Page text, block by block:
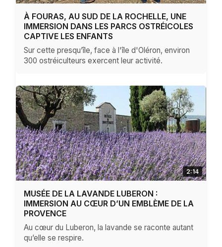
À FOURAS, AU SUD DE LA ROCHELLE, UNE
IMMERSION DANS LES PARCS OSTRÉICOLES
CAPTIVE LES ENFANTS
Sur cette presqu’île, face à l'île d'Oléron, environ
300 ostréiculteurs exercent leur activité.
2:14
MUSÉE DE LA LAVANDE LUBERON :
IMMERSION AU CŒUR D’UN EMBLÈME DE LA
PROVENCE
Au cœur du Luberon, la lavande se raconte autant
qu’elle se respire.